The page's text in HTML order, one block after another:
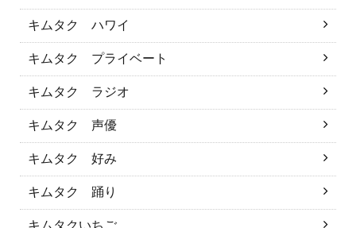
キムタク ハワイ
キムタク プライベート
キムタク ラジオ
キムタク 声優
キムタク 好み
キムタク 踊り
キムタクいちご